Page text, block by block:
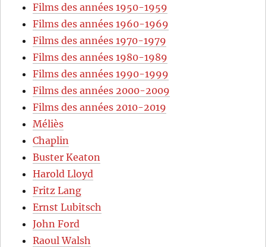
Films des années 1950-1959
Films des années 1960-1969
Films des années 1970-1979
Films des années 1980-1989
Films des années 1990-1999
Films des années 2000-2009
Films des années 2010-2019
Méliès
Chaplin
Buster Keaton
Harold Lloyd
Fritz Lang
Ernst Lubitsch
John Ford
Raoul Walsh